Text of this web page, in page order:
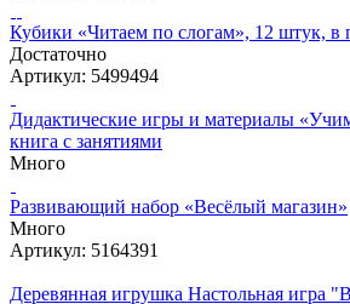
Кубики «Читаем по слогам», 12 штук, в
Достаточно
Артикул: 5499494
Дидактические игры и материалы
книга с занятиями
Много
Развивающий набор «Весёлый магазин»
Много
Артикул: 5164391
Деревянная игрушка Настольная игра